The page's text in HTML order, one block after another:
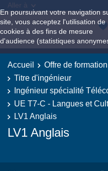
En poursuivant votre navigation
site, vous acceptez l'utilisation de
cookies à des fins de mesure
d'audience (statistiques
Aller à
Accueil
Offre de
Titre d'ingénieur
Ingénieur spécialité
UE T7-C - Langues et
LV1 Anglais
LV1 Anglais